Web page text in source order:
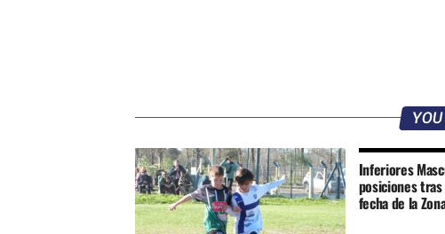
Inferiores
posiciones
fecha de la